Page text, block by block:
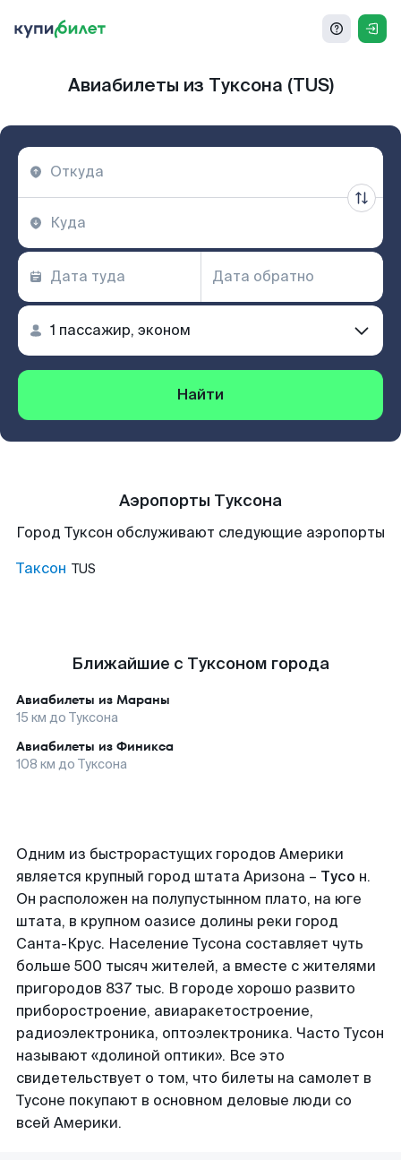
Авиабилеты из Туксона (TUS)
Найти
Аэропорты Туксона
Город Туксон обслуживают следующие аэропорты
Таксон TUS
Ближайшие с Туксоном города
Авиабилеты из Мараны
15 км до Туксона
Авиабилеты из Финикса
108 км до Туксона
Одним из быстрорастущих городов Америки
является крупный город штата Аризона – Тусо н.
Он расположен на полупустынном плато, на юге
штата, в крупном оазисе долины реки город
Санта-Крус. Население Тусона составляет чуть
больше 500 тысяч жителей, а вместе с жителями
пригородов 837 тыс. В городе хорошо развито
приборостроение, авиаракетостроение,
радиоэлектроника, оптоэлектроника. Часто Тусон
называют «долиной оптики». Все это
свидетельствует о том, что билеты на самолет в
Тусоне покупают в основном деловые люди со
всей Америки.